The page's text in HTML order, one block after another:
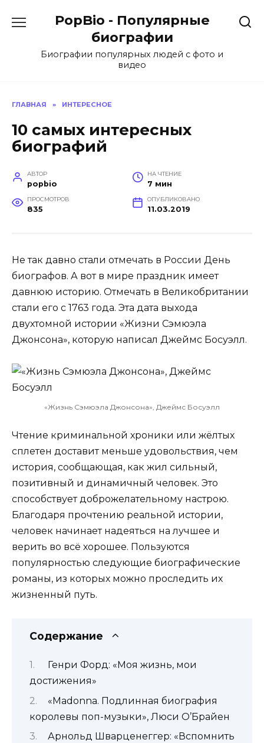
PopBio - Популярные
биографии
Биографии популярных людей с фото и
видео
ГЛАВНАЯ » ИНТЕРЕСНОЕ
10 самых интересных
биографий
АВТОР
popbio
НА ЧТЕНИЕ
7 мин
ПРОСМОТРОВ
835
ОПУБЛИКОВАНО
11.03.2019
Не так давно стали отмечать в России День
биографов. А вот в мире праздник имеет
давнюю историю. Отмечать в Великобритании
стали его с 1763 года. Эта дата выхода
двухтомной истории «Жизни Сэмюэла
Джонсона», которую написал Джеймс Босуэлл.
«Жизнь Сэмюэла Джонсона», Джеймс Босуэлл
Чтение криминальной хроники или жёлтых
сплетен доставит меньше удовольствия, чем
история, сообщающая, как жил сильный,
позитивный и динамичный человек. Это
способствует доброжелательному настрою.
Благодаря прочтению реальной истории,
человек начинает надеяться на лучшее и
верить во всё хорошее. Пользуются
популярностью следующие биографические
романы, из которых можно проследить их
жизненный путь.
Содержание
Генри Форд: «Моя жизнь, мои
достижения»
«Madonna. Подлинная биография
королевы поп-музыки», Люси О’Брайен
Арнольд Шварценеггер: «Вспомнить